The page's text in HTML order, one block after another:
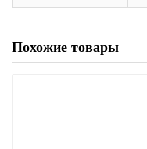
Похожие товары